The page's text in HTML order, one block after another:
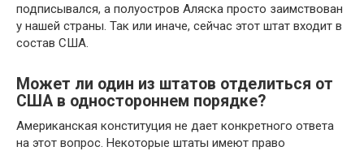
подписывался, а полуостров Аляска просто заимствован
у нашей страны. Так или иначе, сейчас этот штат входит в
состав США.
Может ли один из штатов отделиться от
США в одностороннем порядке?
Американская конституция не дает конкретного ответа
на этот вопрос. Некоторые штаты имеют право